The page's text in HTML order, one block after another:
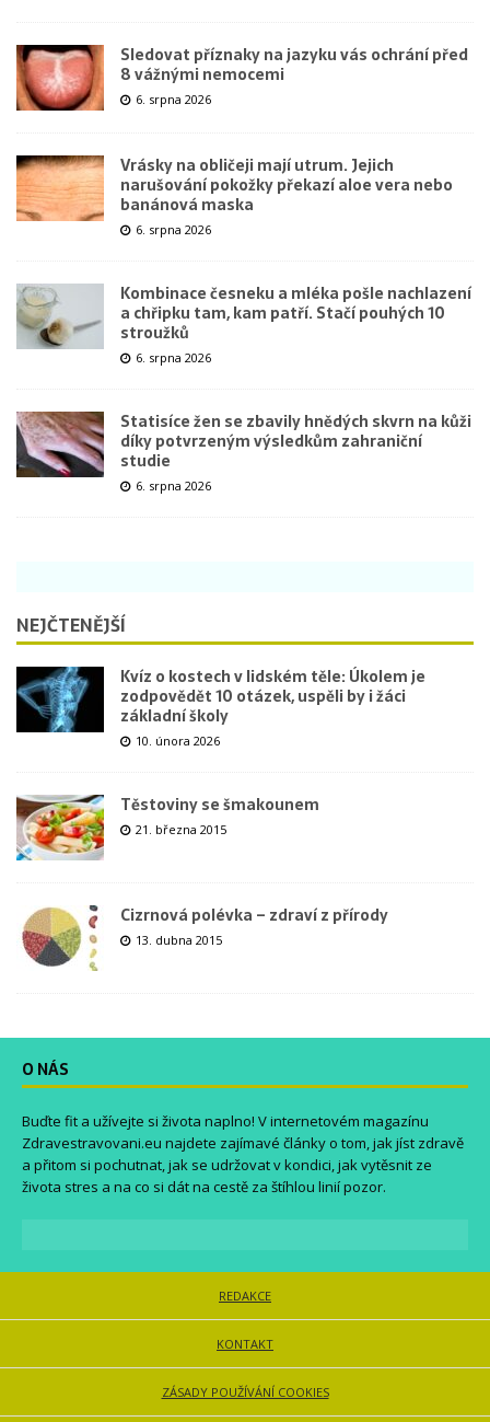
Sledovat příznaky na jazyku vás ochrání před
8 vážnými nemocemi
6. srpna 2026
Vrásky na obličeji mají utrum. Jejich
narušování pokožky překazí aloe vera nebo
banánová maska
6. srpna 2026
Kombinace česneku a mléka pošle nachlazení
a chřipku tam, kam patří. Stačí pouhých 10
stroužků
6. srpna 2026
Statisíce žen se zbavily hnědých skvrn na kůži
díky potvrzeným výsledkům zahraniční
studie
6. srpna 2026
NEJČTENĚJŠÍ
Kvíz o kostech v lidském těle: Úkolem je
zodpovědět 10 otázek, uspěli by i žáci
základní školy
10. února 2026
Těstoviny se šmakounem
21. března 2015
Cizrnová polévka – zdraví z přírody
13. dubna 2015
O NÁS
Buďte fit a užívejte si života naplno! V internetovém magazínu
Zdravestravovani.eu najdete zajímavé články o tom, jak jíst zdravě
a přitom si pochutnat, jak se udržovat v kondici, jak vytěsnit ze
života stres a na co si dát na cestě za štíhlou linií pozor.
REDAKCE
KONTAKT
ZÁSADY POUŽÍVÁNÍ COOKIES